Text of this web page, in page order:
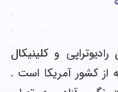
و كلينيكال
از کشور آمریکا است .